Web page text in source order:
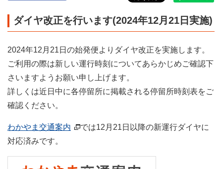
ダイヤ改正を行います(2024年12月21日実施)
2024年12月21日の始発便よりダイヤ改正を実施します。
ご利用の際は新しい運行時刻についてあらかじめご確認下
さいますようお願い申し上げます。
詳しくは近日中に各停留所に掲載される停留所時刻表をご
確認ください。
わかやま交通案内
では12月21日以降の新運行ダイヤに
対応済みです。